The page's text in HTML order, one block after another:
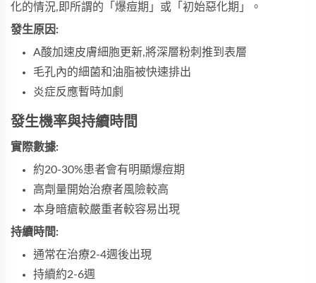
化的情況,即所謂的「爆痘期」或「初始惡化期」。
發生原因:
A酸加速皮膚細胞更新,將深層粉刺推到表層
毛孔內的細菌和油脂被快速排出
炎症反應暫時加劇
發生機率與持續時間
實際數據:
約20-30%患者會有明顯爆痘期
高劑量開始治療者風險較高
本身暗瘡較嚴重者較容易出現
持續時間:
通常在治療2-4週後出現
持續約2-6週